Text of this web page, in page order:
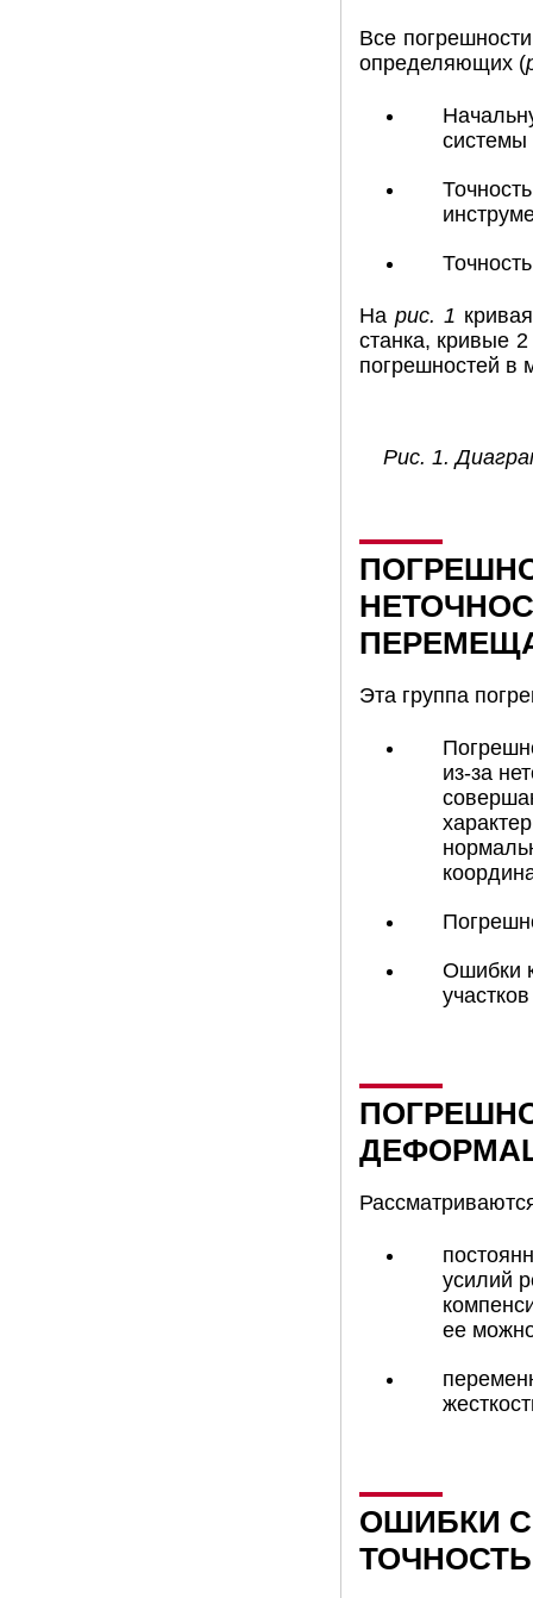
Все
определяющих (
системы
На рис. 1
станка, кривые
погрешностей в
Рис. 1.
Эта группа
из-за
Ошибки
усилий
ее
ОШИБКИ